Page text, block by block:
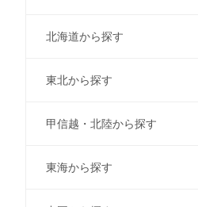
北海道から探す
東北から探す
甲信越・北陸から探す
東海から探す